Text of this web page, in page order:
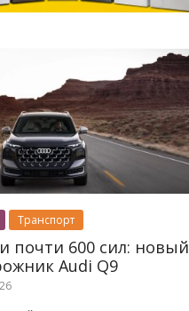
Транспорт
почти 600 сил: новый
Audi Q9